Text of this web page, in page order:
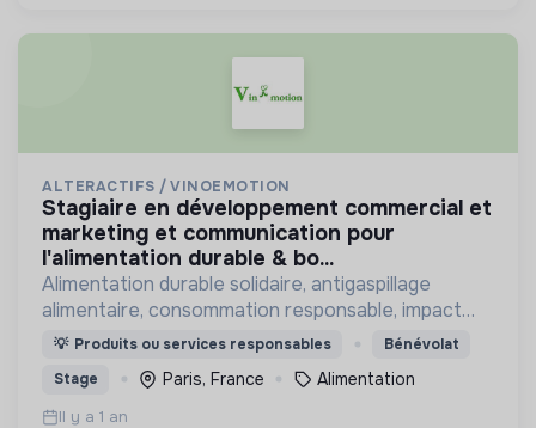
ALTERACTIFS / VINOEMOTION
stagiaire en développement commercial et
marketing et communication pour
l'alimentation durable & bo...
Alimentation durable solidaire, antigaspillage
alimentaire, consommation responsable, impact
positif social et environnemental
💡 Produits ou services responsables
Bénévolat
Stage
Paris, France Alimentation
Il y a 1 an